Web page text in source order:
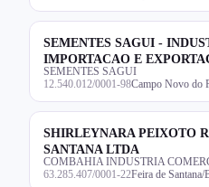
SEMENTES SAGUI -
IMPORTACAO E
SEMENTES SAGUI
12.540.012/0001-98Campo Novo do
SHIRLEYNARA PEIXOTO
SANTANA LTDA
COMBAHIA INDUSTRIA
63.285.407/0001-22Feira de Santana/